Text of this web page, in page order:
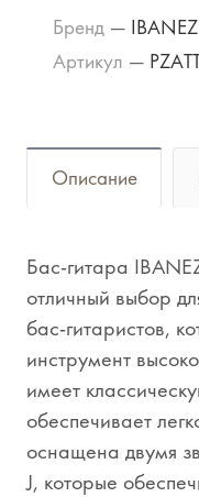
Бренд — IBANEZ
Артикул —
Описание
Бас-гитара
отличный выбор
бас-гитаристов,
инструмент
имеет
обеспечивает
оснащена двумя
J, которые